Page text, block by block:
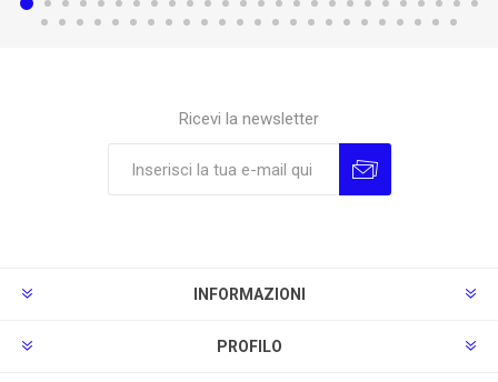
Ricevi la newsletter
INFORMAZIONI
PROFILO